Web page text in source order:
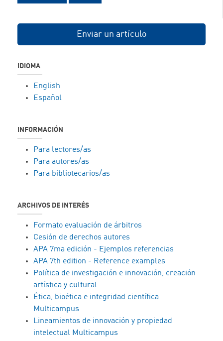
Enviar un artículo
IDIOMA
English
Español
INFORMACIÓN
Para lectores/as
Para autores/as
Para bibliotecarios/as
ARCHIVOS DE INTERÉS
Formato evaluación de árbitros
Cesión de derechos autores
APA 7ma edición - Ejemplos referencias
APA 7th edition - Reference examples
Política de investigación e innovación, creación
artística y cultural
Ética, bioética e integridad científica
Multicampus
Lineamientos de innovación y propiedad
intelectual Multicampus